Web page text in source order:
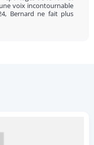
voix incontournable
Bernard ne fait plus